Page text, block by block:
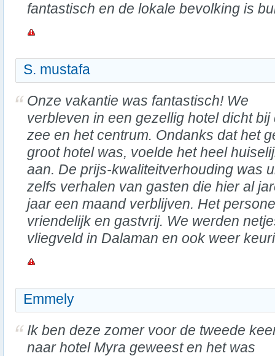
fantastisch en de lokale bevolking is
S. mustafa
Onze vakantie was fantastisch! We
verbleven in een gezellig hotel dicht bij
zee en het centrum. Ondanks dat het
groot hotel was, voelde het heel
aan. De prijs-kwaliteitverhouding was
zelfs verhalen van gasten die hier al
jaar een maand verblijven. Het
vriendelijk en gastvrij. We werden
vliegveld in Dalaman en ook weer
Emmely
Ik ben deze zomer voor de tweede
naar hotel Myra geweest en het was